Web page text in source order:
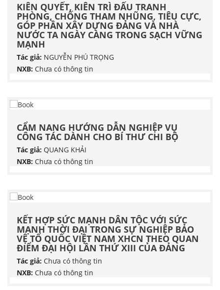
KIÊN QUYẾT, KIÊN TRÌ ĐẤU TRANH
PHÒNG, CHỐNG THAM NHŨNG, TIÊU CỰC,
GÓP PHẦN XÂY DỰNG ĐẢNG VÀ NHÀ
NƯỚC TA NGÀY CÀNG TRONG SẠCH VỮNG
MẠNH
Tác giả: NGUYỄN PHÚ TRỌNG
NXB: Chưa có thông tin
CẨM NANG HƯỚNG DẪN NGHIỆP VỤ
CÔNG TÁC DÀNH CHO BÍ THƯ CHI BỘ
Tác giả: QUANG KHẢI
NXB: Chưa có thông tin
KẾT HỢP SỨC MẠNH DÂN TỘC VỚI SỨC
MẠNH THỜI ĐẠI TRONG SỰ NGHIỆP BẢO
VỆ TỔ QUỐC VIỆT NAM XHCN THEO QUAN
ĐIỂM ĐẠI HỘI LẦN THỨ XIII CỦA ĐẢNG
Tác giả: Chưa có thông tin
NXB: Chưa có thông tin